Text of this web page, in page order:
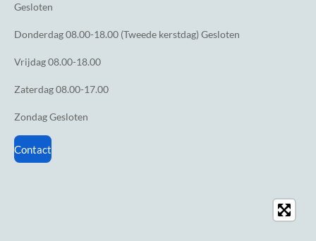
Gesloten
Donderdag08.00-18.00 (Tweede kerstdag) Gesloten
Vrijdag08.00-18.00
Zaterdag08.00-17.00
ZondagGesloten
Contact